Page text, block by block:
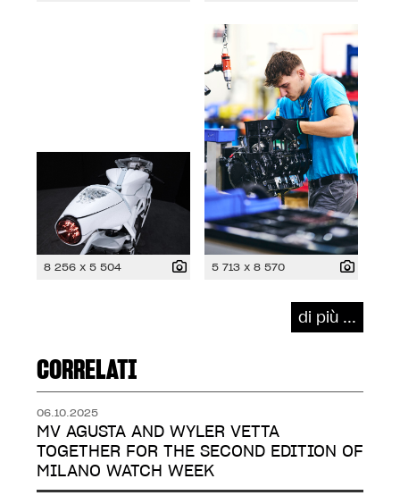
8 256 x 5 504 5 713 x 8 570
di più ...
CORRELATI
06.10.2025
MV AGUSTA AND WYLER VETTA
TOGETHER FOR THE SECOND EDITION OF
MILANO WATCH WEEK